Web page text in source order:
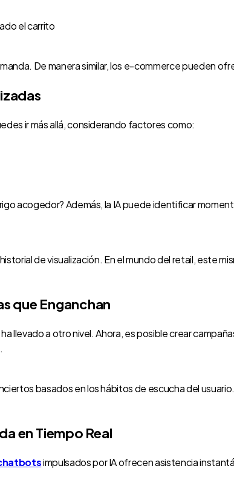
el carrito
De manera similar, los e-commerce pueden
ir más allá, considerando factores como:
acogedor? Además, la IA puede identificar
de visualización. En el mundo del retail,
que Enganchan
llevado a otro nivel. Ahora, es posible crear
basados en los hábitos de escucha del
en Tiempo Real
impulsados por IA ofrecen asistencia